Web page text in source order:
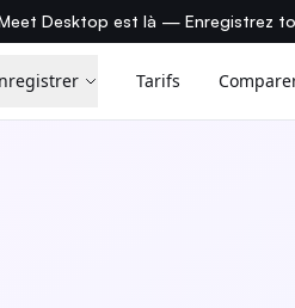
Desktop est là — Enregistrez
Tarifs